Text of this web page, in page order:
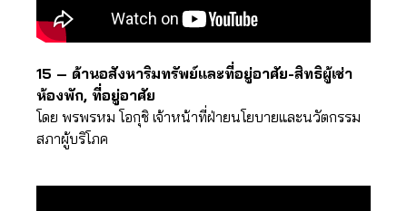
15 – ด้านอสังหาริมทรัพย์และที่อยู่อาศัย-สิทธิผู้เช่า
ห้องพัก, ที่อยู่อาศัย
โดย พรพรหม โอกุชิ เจ้าหน้าที่ฝ่ายนโยบายและนวัตกรรม
สภาผู้บริโภค